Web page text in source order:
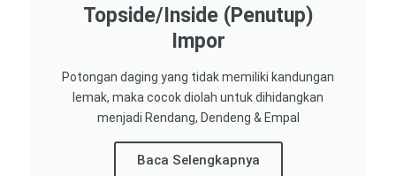
Topside/Inside (Penutup)
Impor​
Potongan daging yang tidak memiliki kandungan
lemak, maka cocok diolah untuk dihidangkan
menjadi Rendang, Dendeng & Empal
Baca Selengkapnya